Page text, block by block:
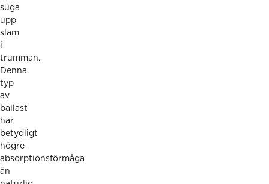
suga
upp
slam
i
trumman.
Denna
typ
av
ballast
har
betydligt
högre
absorptionsförmåga
än